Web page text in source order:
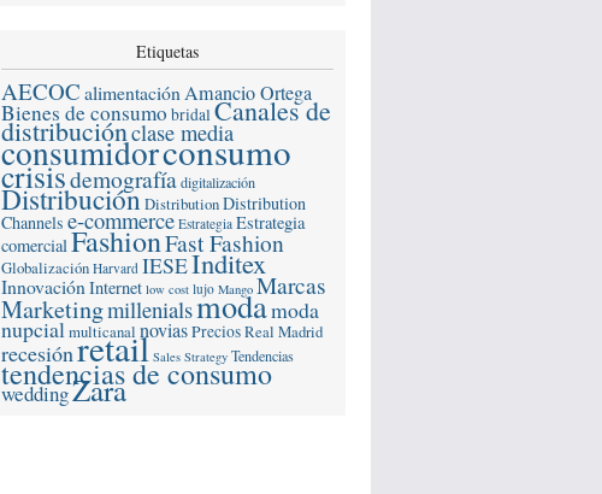
Etiquetas
AECOC alimentación Amancio Ortega
Bienes de consumo bridalCanales de
distribuciónclase media
consumidorconsumo
crisisdemografía digitalización
DistribuciónDistributionDistribution
Channels e-commerce Estrategia Estrategia
comercialFashionFast Fashion
Globalización Harvard IESEInditex
Innovación Internet low cost lujo Mango Marcas
Marketingmillenialsmodamoda
nupcialmulticanal noviasPreciosReal Madrid
recesiónretail Sales Strategy Tendencias
tendencias de consumo
weddingZara